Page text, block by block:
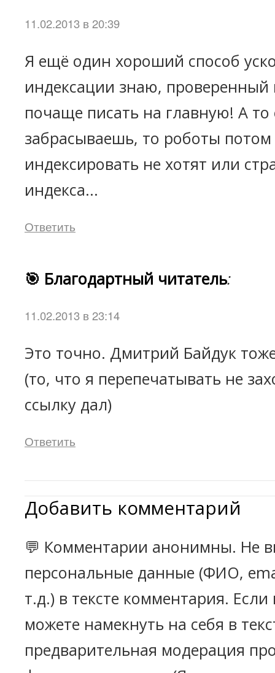
11.02.2013 в 20:39
Я ещё один хороший способ
индексации знаю,
почаще писать на главную! А то
забрасываешь, то роботы потом
индексировать не хотят или
индекса...
Ответить
🎯 Благодартный читатель:
11.02.2013 в 23:14
Это точно. Дмитрий Байдук
(то, что я перепечатывать не
ссылку дал)
Ответить
Добавить комментарий
💬 Комментарии анонимны. Не
персональные данные (ФИО,
т.д.) в тексте комментария.
можете намекнуть на себя в
предварительная модерация